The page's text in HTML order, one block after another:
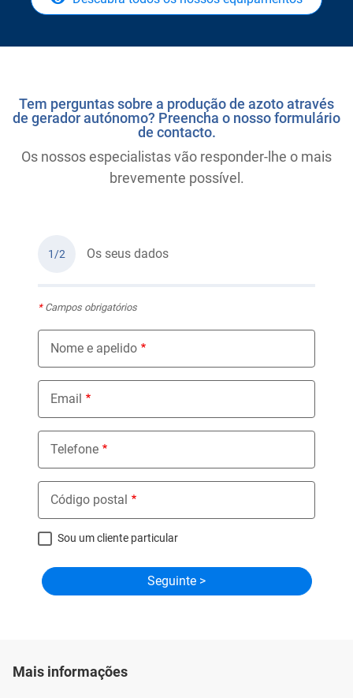
Tem perguntas sobre a produção de azoto através
de gerador autónomo? Preencha o nosso formulário
de contacto.
Os nossos especialistas vão responder-lhe o mais
brevemente possível.
1/2 Os seus dados
*Campos obrigatórios
Nome e apelido
Email
Telefone
Código postal
Sou um cliente particular
Mais informações